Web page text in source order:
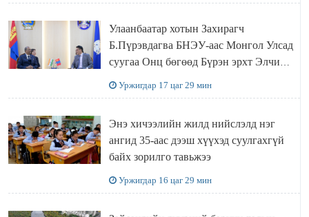
Улаанбаатар хотын Захирагч
Б.Пүрэвдагва БНЭУ-аас Монгол Улсад
суугаа Онц бөгөөд Бүрэн эрхт Элчин
Уржигдар 17 цаг 29 мин
Энэ хичээлийн жилд нийслэлд нэг
ангид 35-аас дээш хүүхэд суулгахгүй
байх зорилго тавьжээ
Уржигдар 16 цаг 29 мин